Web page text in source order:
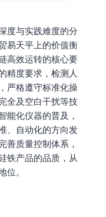
度与实践难度的分
易天平上的价值衡
高效运转的核心要
精度要求，检测人
严格遵守标准化操
全及空白干扰等技
能化仪器的普及，
、自动化的方向发
善质量控制体系，
铁产品的品质，从
位。